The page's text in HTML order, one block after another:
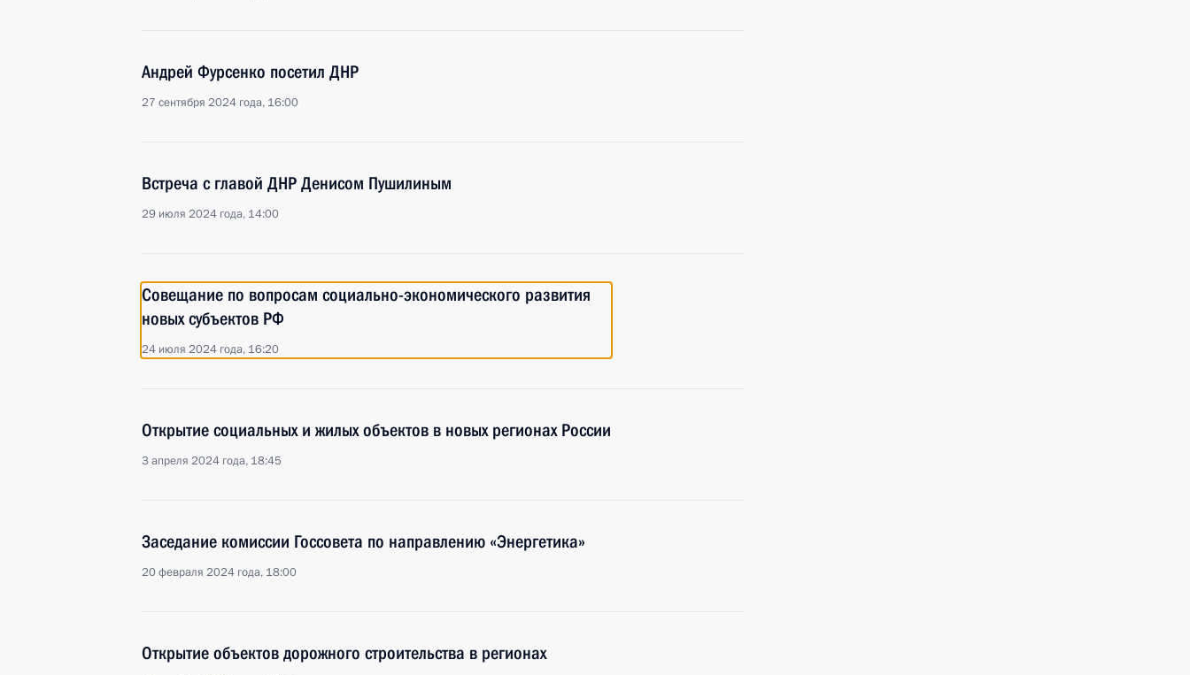
Андрей Фурсенко посетил ДНР
27 сентября 2024 года, 16:00
Встреча с главой ДНР Денисом Пушилиным
29 июля 2024 года, 14:00
Совещание по вопросам социально-экономического развития
новых субъектов РФ
24 июля 2024 года, 16:20
Открытие социальных и жилых объектов в новых регионах России
3 апреля 2024 года, 18:45
Заседание комиссии Госсовета по направлению «Энергетика»
20 февраля 2024 года, 18:00
Открытие объектов дорожного строительства в регионах